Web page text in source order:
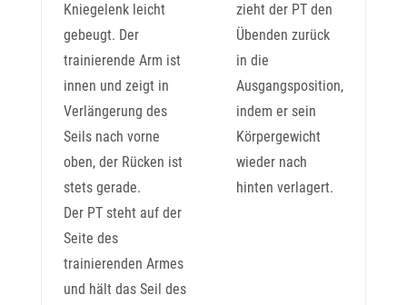
Kniegelenk leicht
gebeugt. Der
trainierende Arm ist
innen und zeigt in
Verlängerung des
Seils nach vorne
oben, der Rücken ist
stets gerade.
Der PT steht auf der
Seite des
trainierenden Armes
und hält das Seil des
zieht der PT den
Übenden zurück
in die
Ausgangsposition,
indem er sein
Körpergewicht
wieder nach
hinten verlagert.